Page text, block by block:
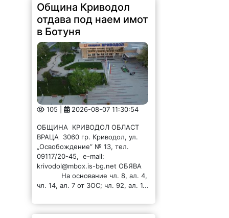
Община Криводол
отдава под наем имот
в Ботуня
105 | 2026-08-07 11:30:54
ОБЩИНА КРИВОДОЛ ОБЛАСТ
ВРАЦА 3060 гр. Криводол, ул.
„Освобождение” № 13, тел.
09117/20-45, e-mail:
krivodol@mbox.is-bg.net ОБЯВА
На основание чл. 8, ал. 4,
чл. 14, ал. 7 от ЗОС; чл. 92, ал. 1...